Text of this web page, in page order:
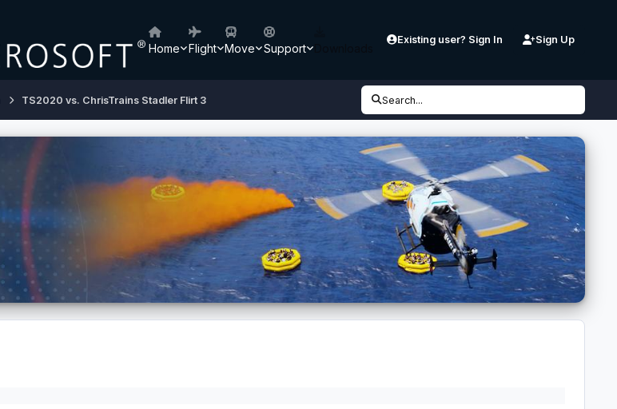
Home Flight Move Support
Existing user? Sign In Sign Up
TS2020 vs. ChrisTrains Stadler Flirt 3 Search...